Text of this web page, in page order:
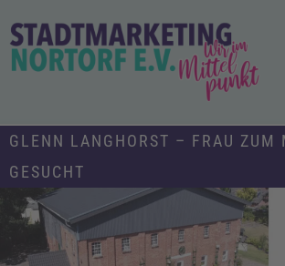
content
Stadtmarketing und Tourismus
GLENN LANGHORST – FRAU ZUM
ESUCHT